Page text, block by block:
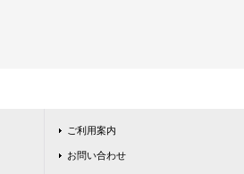
ご利用案内
お問い合わせ